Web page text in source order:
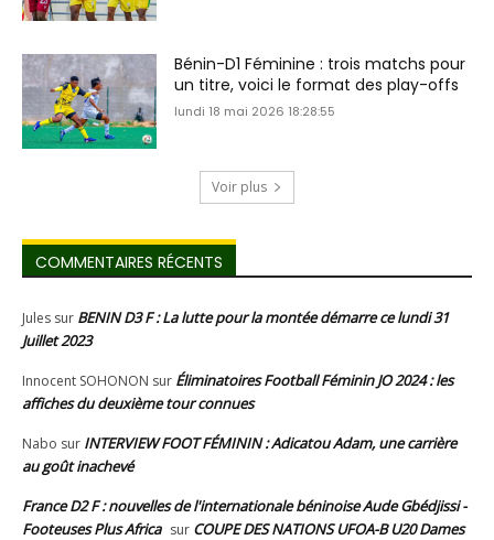
Bénin-D1 Féminine : trois matchs pour
un titre, voici le format des play-offs
lundi 18 mai 2026 18:28:55
Voir plus
COMMENTAIRES RÉCENTS
Jules sur BENIN D3 F : La lutte pour la montée démarre ce lundi 31
Juillet 2023
Innocent SOHONON sur Éliminatoires Football Féminin JO 2024 : les
affiches du deuxième tour connues
Nabo sur INTERVIEW FOOT FÉMININ : Adicatou Adam, une carrière
au goût inachevé
France D2 F : nouvelles de l'internationale béninoise Aude Gbédjissi -
Footeuses Plus Africa sur COUPE DES NATIONS UFOA-B U20 Dames